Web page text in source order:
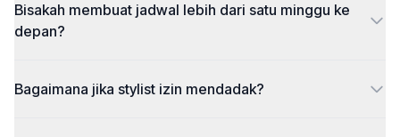
Bisakah membuat jadwal lebih dari satu minggu ke
depan?
Bagaimana jika stylist izin mendadak?